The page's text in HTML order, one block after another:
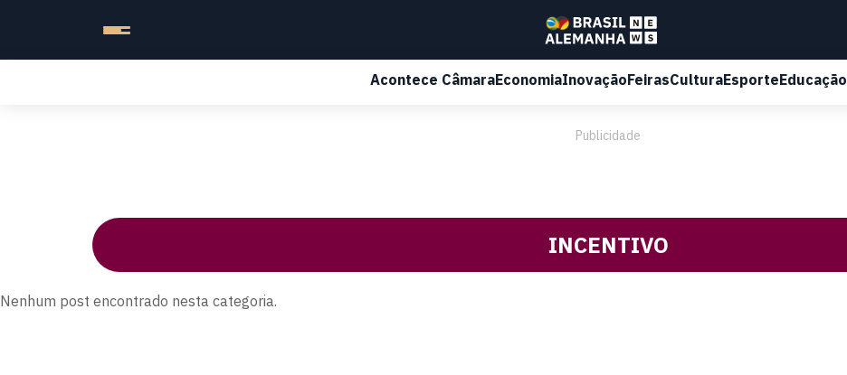
Acontece CâmaraEconomiaInovaçãoFeirasCulturaEsporteEducação
Publicidade
INCENTIVO
Nenhum post encontrado nesta categoria.